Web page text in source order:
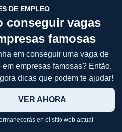
DE EMPLEO
conseguir vagas
famosas
em conseguir uma vaga de
em empresas famosas? Então,
dicas que podem te ajudar!
VER AHORA
en el sitio web actual